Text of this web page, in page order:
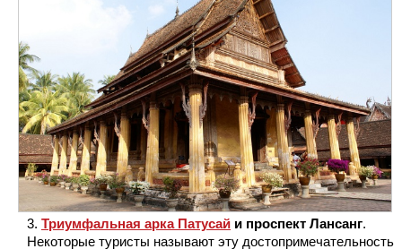
Триумфальная арка Патусай и проспект Лансанг.
Некоторые туристы называют эту достопримечательность